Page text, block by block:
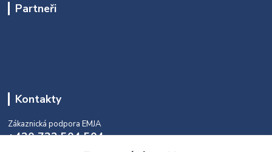
Partneři
Kontakty
Zákaznická podpora EMJA
+420 732 504 504
(během naší aktuální otevírací doby)